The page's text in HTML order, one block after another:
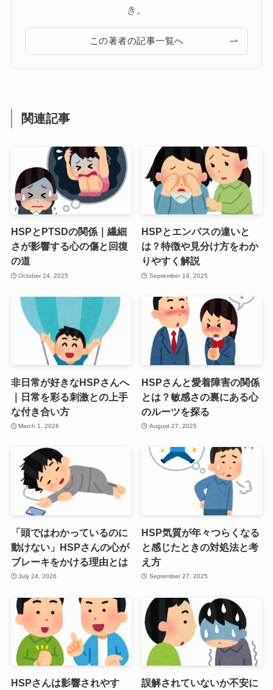
き。
この著者の記事一覧へ
関連記事
HSPとPTSDの関係｜繊細
さが影響する心の傷と回復
の道
October 24, 2025
HSPとエンパスの違いと
は？特徴や見分け方をわか
りやすく解説
September 19, 2025
非日常が好きなHSPさんへ
｜日常を彩る刺激との上手
な付き合い方
March 1, 2026
HSPさんと愛着障害の関係
とは？敏感さの裏にある心
のルーツを探る
August 27, 2025
「頭ではわかっているのに
動けない」HSPさんの心が
ブレーキをかける理由とは
July 24, 2026
HSP気質が年々つらくなる
と感じたときの対処法と考
え方
September 27, 2025
HSPさんは影響されやす
誤解されていないか不安に